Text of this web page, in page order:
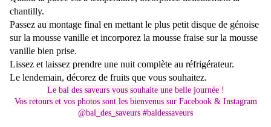
chantilly.
Passez au montage final en mettant le plus petit disque de génoise
sur la mousse vanille et incorporez la mousse fraise sur la mousse
vanille bien prise.
Lissez et laissez prendre une nuit complète au réfrigérateur.
Le lendemain, décorez de fruits que vous souhaitez.
Le bal des saveurs vous souhaite une belle journée !
Vos retours et vos photos sont les bienvenus surFacebook & Instagram
@bal_des_saveurs #baldessaveurs